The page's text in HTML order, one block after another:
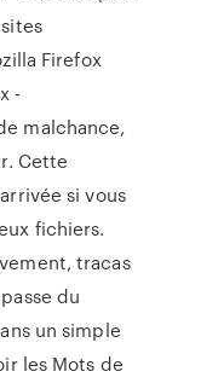
Firefox
-
malchance,
Cette
si vous
fichiers.
tracas
du
un simple
les Mots de